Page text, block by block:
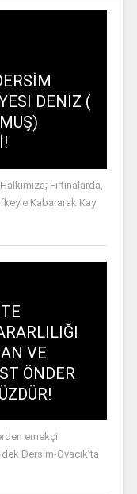
DENİZ (
Fırtınalarda,
Kabararak Kay
VE
ÖNDER
emekçi
dek Dersim-Ovacık’ta